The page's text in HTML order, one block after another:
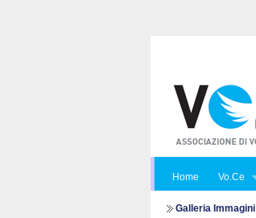
Home Vo.Ce
Galleria Immagini